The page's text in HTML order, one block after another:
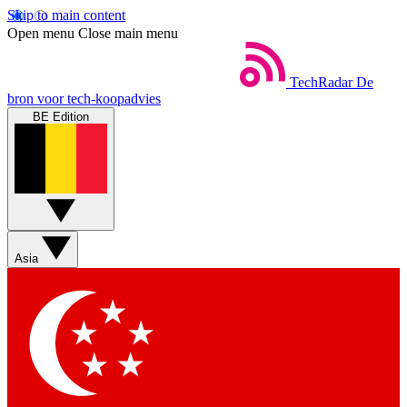
Skip to main content
Open menu Close main menu
TechRadar De
bron voor tech-koopadvies
BE Edition
Asia